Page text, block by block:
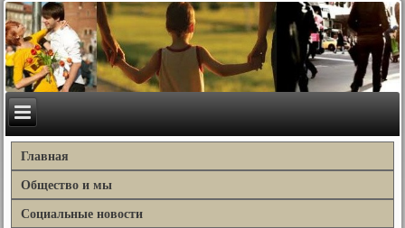
Главная
Общество и мы
Социальные новости